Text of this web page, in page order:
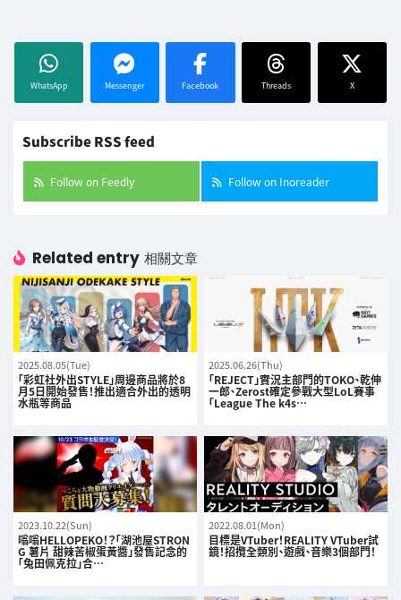
WhatsApp Messenger Facebook Threads X
Subscribe RSS feed
Follow on Feedly Follow on Inoreader
Related entry 相關文章
2025.08.05(Tue)
「彩虹社外出STYLE」周邊商品將於8
月5日開始發售！推出適合外出的透明
水瓶等商品
2025.06.26(Thu)
「REJECT」實況主部門的TOKO、乾伸
一郎、Zerost確定參戰大型LoL賽事
「League The k4s…
2023.10.22(Sun)
嗡嗡HELLOPEKO！？「湖池屋STRON
G 薯片 甜辣苦椒蛋黃醬」發售記念的
「兔田佩克拉」合…
2022.08.01(Mon)
目標是VTuber！REALITY VTuber試
鏡！招攬全類別、遊戲、音樂3個部門！